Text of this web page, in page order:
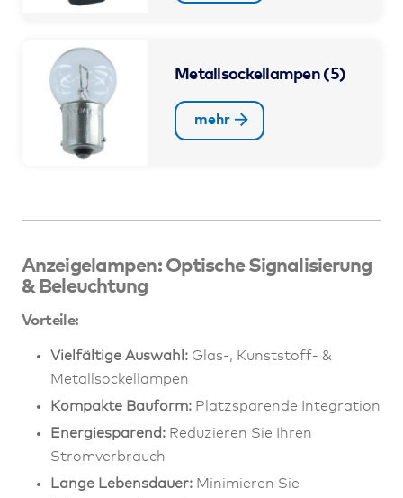
Metallsockellampen (5)
mehr
Anzeigelampen: Optische Signalisierung
& Beleuchtung
Vorteile:
Vielfältige Auswahl: Glas-, Kunststoff- &
Metallsockellampen
Kompakte Bauform: Platzsparende Integration
Energiesparend: Reduzieren Sie Ihren
Stromverbrauch
Lange Lebensdauer: Minimieren Sie